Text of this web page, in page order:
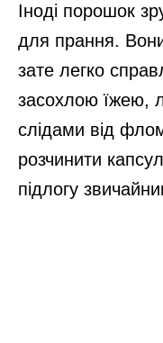
Іноді порошок
для прання.
зате легко
засохлою їжею,
слідами від
розчинити
підлогу